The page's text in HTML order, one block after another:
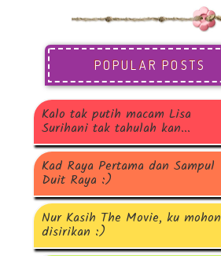
POPULAR POSTS
Kalo tak putih macam Lisa
Surihani tak tahulah kan...
Kad Raya Pertama dan Sampul
Duit Raya :)
Nur Kasih The Movie, ku mohon
disirikan :)